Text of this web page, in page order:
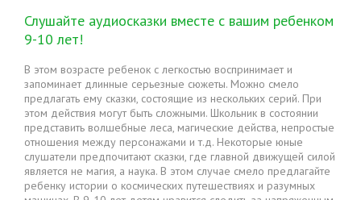
Слушайте аудиосказки вместе с вашим ребенком
9-10 лет!
В этом возрасте ребенок с легкостью воспринимает и
запоминает длинные серьезные сюжеты. Можно смело
предлагать ему сказки, состоящие из нескольких серий. При
этом действия могут быть сложными. Школьник в состоянии
представить волшебные леса, магические действа, непростые
отношения между персонажами и т.д. Некоторые юные
слушатели предпочитают сказки, где главной движущей силой
является не магия, а наука. В этом случае смело предлагайте
ребенку истории о космических путешествиях и разумных